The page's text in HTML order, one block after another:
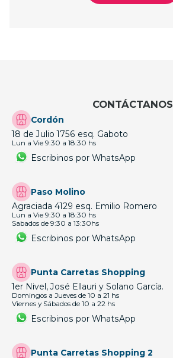
CONTÁCTANOS
Cordón
18 de Julio 1756 esq. Gaboto
Lun a Vie 9:30 a 18:30 hs
Escribinos por WhatsApp
Paso Molino
Agraciada 4129 esq. Emilio Romero
Lun a Vie 9:30 a 18:30 hs
Sabados de 9:30 a 13:30hs
Escribinos por WhatsApp
Punta Carretas Shopping
1er Nivel, José Ellauri y Solano García.
Domingos a Jueves de 10 a 21 hs
Viernes y Sábados de 10 a 22 hs
Escribinos por WhatsApp
Punta Carretas Shopping 2